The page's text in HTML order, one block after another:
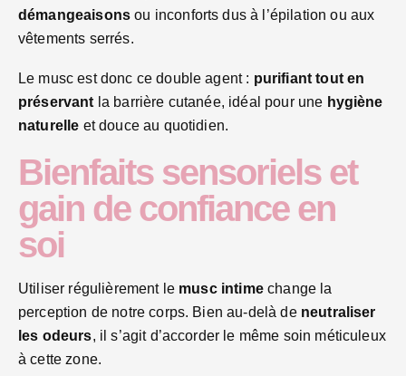
démangeaisons ou inconforts dus à l’épilation ou aux
vêtements serrés.
Le musc est donc ce double agent : purifiant tout en
préservant la barrière cutanée, idéal pour une hygiène
naturelle et douce au quotidien.
Bienfaits sensoriels et
gain de confiance en
soi
Utiliser régulièrement le musc intimechange la
perception de notre corps. Bien au-delà de neutraliser
les odeurs, il s’agit d’accorder le même soin méticuleux
à cette zone.